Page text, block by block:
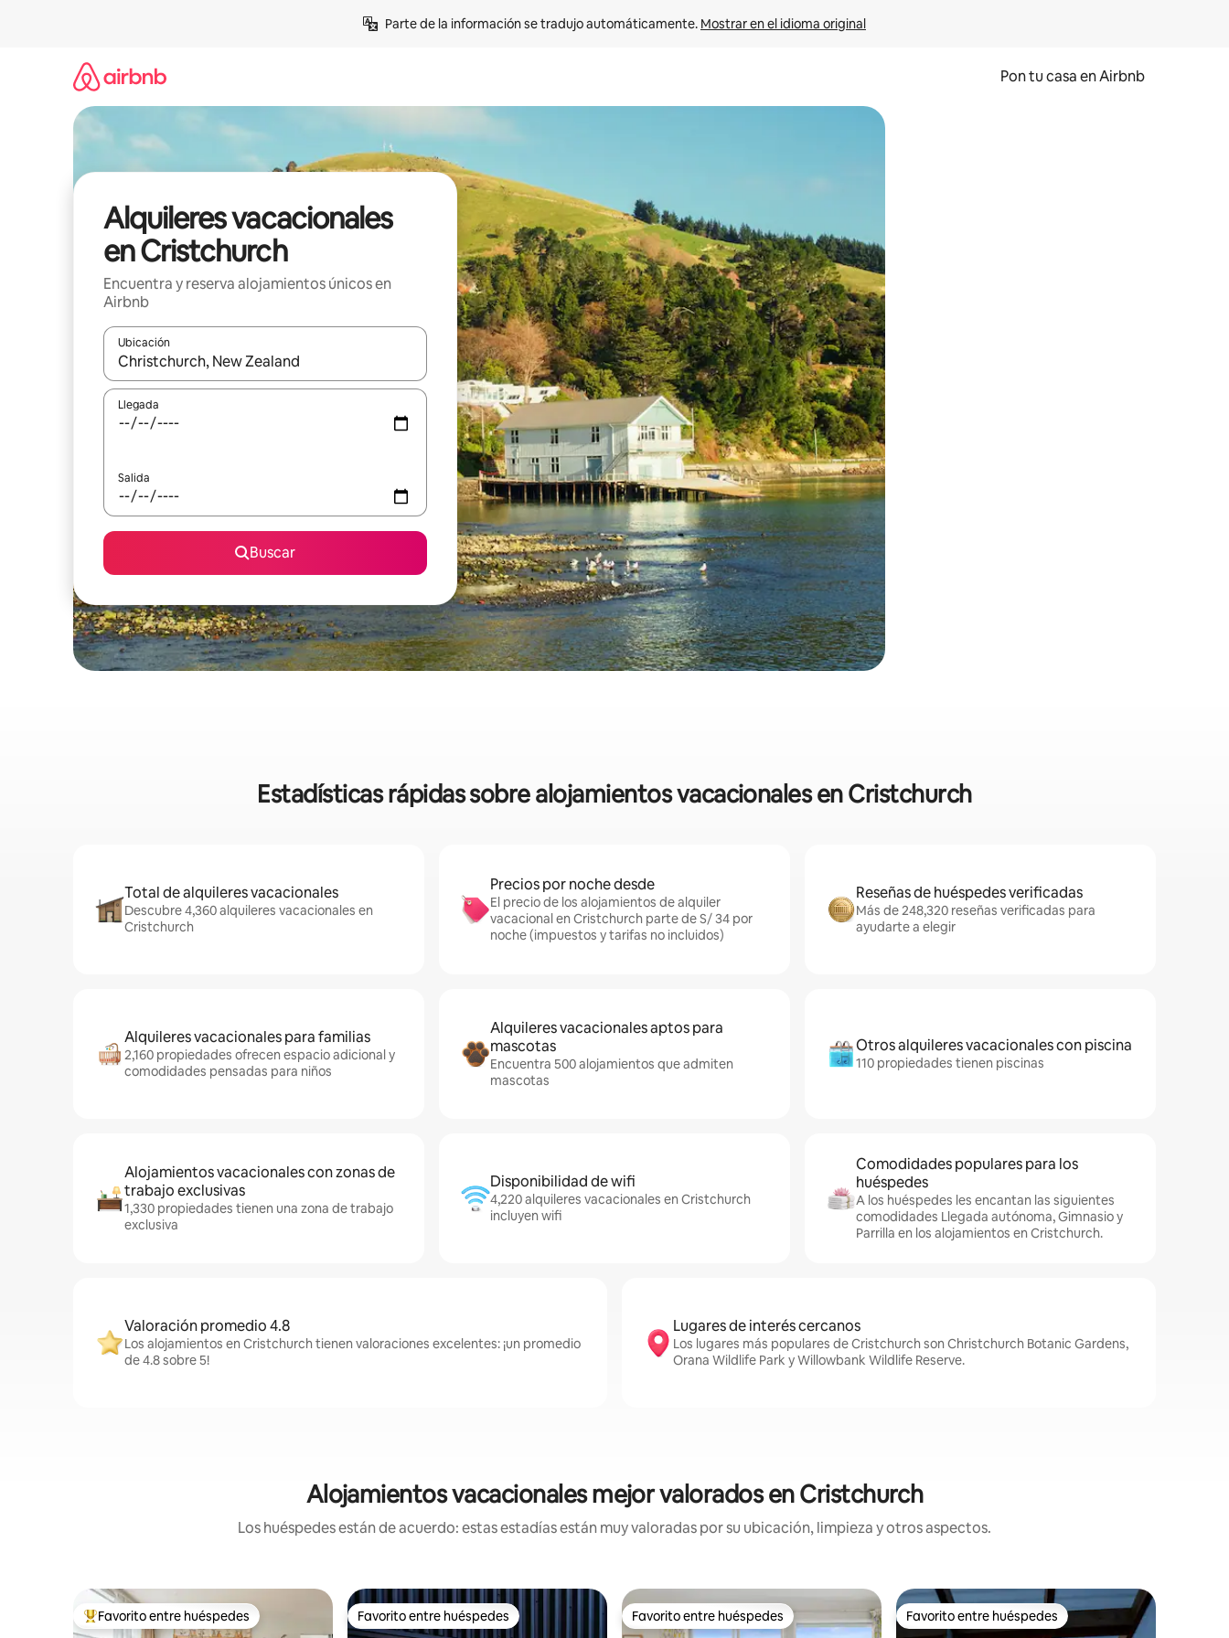
Parte de la información se tradujo automáticamente. Mostrar en el idioma original
Pon tu casa en Airbnb
Alquileres vacacionales
en Cristchurch
Encuentra y reserva alojamientos únicos en
Airbnb
Ubicación
Cuando los resultados estén disponibles, navega con las teclas de flecha hacia arriba y hacia abajo o explora con el tacto o desliza el dedo.
Llegada
Salida
Buscar
Estadísticas rápidas sobre alojamientos vacacionales en Cristchurch
Total de alquileres vacacionales
Descubre 4,360 alquileres vacacionales en
Cristchurch
Precios por noche desde
El precio de los alojamientos de alquiler
vacacional en Cristchurch parte de S/ 34 por
noche (impuestos y tarifas no incluidos)
Reseñas de huéspedes verificadas
Más de 248,320 reseñas verificadas para
ayudarte a elegir
Alquileres vacacionales para familias
2,160 propiedades ofrecen espacio adicional y
comodidades pensadas para niños
Alquileres vacacionales aptos para
mascotas
Encuentra 500 alojamientos que admiten
mascotas
Otros alquileres vacacionales con piscina
110 propiedades tienen piscinas
Alojamientos vacacionales con zonas de
trabajo exclusivas
1,330 propiedades tienen una zona de trabajo
exclusiva
Disponibilidad de wifi
4,220 alquileres vacacionales en Cristchurch
incluyen wifi
Comodidades populares para los
huéspedes
A los huéspedes les encantan las siguientes
comodidades Llegada autónoma, Gimnasio y
Parrilla en los alojamientos en Cristchurch.
Valoración promedio 4.8
Los alojamientos en Cristchurch tienen valoraciones excelentes: ¡un promedio
de 4.8 sobre 5!
Lugares de interés cercanos
Los lugares más populares de Cristchurch son Christchurch Botanic Gardens,
Orana Wildlife Park y Willowbank Wildlife Reserve.
Alojamientos vacacionales mejor valorados en Cristchurch
Los huéspedes están de acuerdo: estas estadías están muy valoradas por su ubicación, limpieza y otros aspectos.
Favorito entre huéspedes preferido
Favorito entre huéspedes Favorito entre huéspedes
Favorito entre huéspedes Favorito entre huéspedes
Favorito entre huéspedes Favorito entre huéspedes
Favorito entre huéspedes